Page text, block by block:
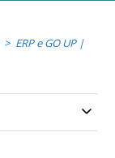
ERP e GO UP |